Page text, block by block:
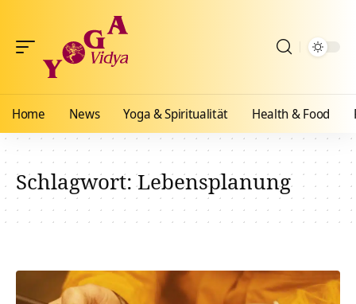
Home News Yoga & Spiritualität Health & Food
Schlagwort:Lebensplanung